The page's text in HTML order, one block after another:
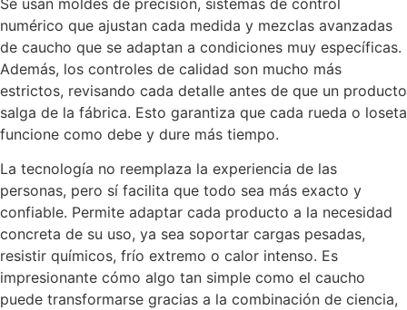
numérico que ajustan cada medida y mezclas avanzadas
de caucho que se adaptan a condiciones muy específicas.
Además, los controles de calidad son mucho más
estrictos, revisando cada detalle antes de que un producto
salga de la fábrica. Esto garantiza que cada rueda o loseta
funcione como debe y dure más tiempo.
La tecnología no reemplaza la experiencia de las
personas, pero sí facilita que todo sea más exacto y
confiable. Permite adaptar cada producto a la necesidad
concreta de su uso, ya sea soportar cargas pesadas,
resistir químicos, frío extremo o calor intenso. Es
impresionante cómo algo tan simple como el caucho
puede transformarse gracias a la combinación de ciencia,